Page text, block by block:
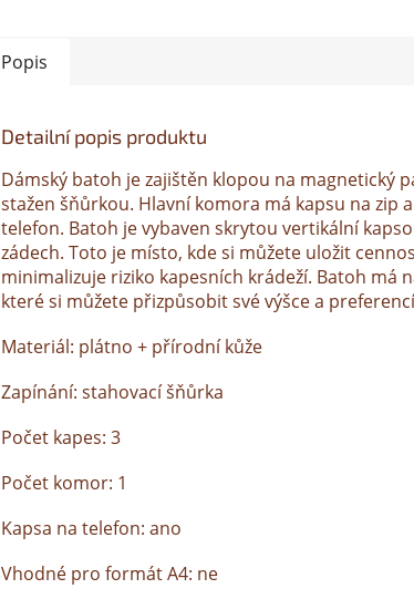
Popis
Detailní popis produktu
Dámský batoh je zajištěn klopou na magnetický
stažen šňůrkou. Hlavní komora má kapsu na zip
telefon. Batoh je vybaven skrytou vertikální
zádech. Toto je místo, kde si můžete uložit
minimalizuje riziko kapesních krádeží. Batoh má
které si můžete přizpůsobit své výšce a
Materiál: plátno + přírodní kůže
Zapínání: stahovací šňůrka
Počet kapes: 3
Počet komor: 1
Kapsa na telefon: ano
Vhodné pro formát A4: ne